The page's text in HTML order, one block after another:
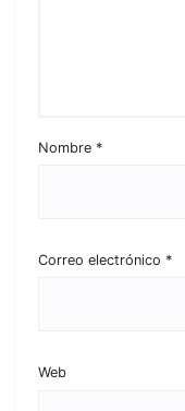
Nombre *
Correo electrónico *
Web